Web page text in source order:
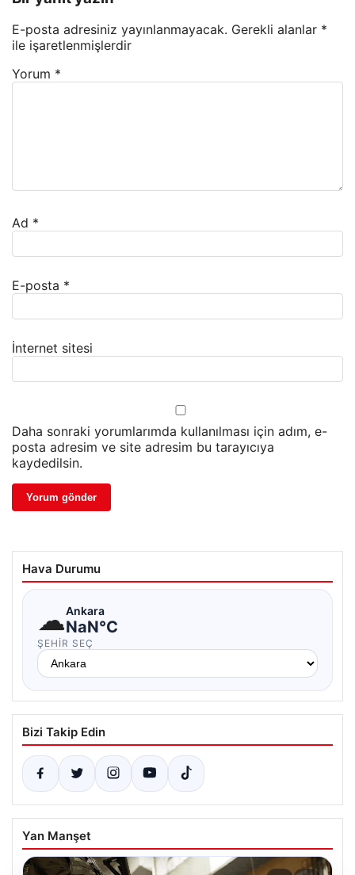
E-posta adresiniz yayınlanmayacak. Gerekli alanlar *
ile işaretlenmişlerdir
Yorum *
Ad *
E-posta *
İnternet sitesi
Daha sonraki yorumlarımda kullanılması için adım, e-
posta adresim ve site adresim bu tarayıcıya
kaydedilsin.
Hava Durumu
☁Ankara
NaN°C
ŞEHIR SEÇ
Bizi Takip Edin
Yan Manşet